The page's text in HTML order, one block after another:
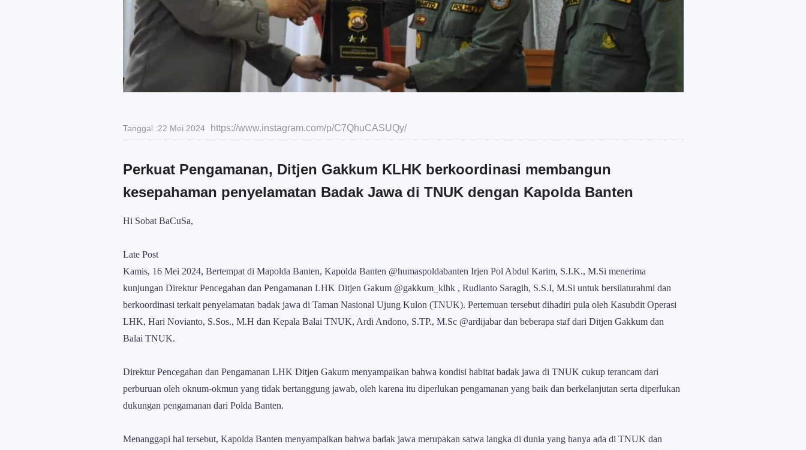
Tanggal :22 Mei 2024 https://www.instagram.com/p/C7QhuCASUQy/
Perkuat Pengamanan, Ditjen Gakkum KLHK berkoordinasi membangun
kesepahaman penyelamatan Badak Jawa di TNUK dengan Kapolda Banten
Hi Sobat BaCuSa,
Late Post
Kamis, 16 Mei 2024, Bertempat di Mapolda Banten, Kapolda Banten @humaspoldabanten Irjen Pol Abdul Karim, S.I.K., M.Si menerima
kunjungan Direktur Pencegahan dan Pengamanan LHK Ditjen Gakum @gakkum_klhk , Rudianto Saragih, S.S.I, M.Si untuk bersilaturahmi dan
berkoordinasi terkait penyelamatan badak jawa di Taman Nasional Ujung Kulon (TNUK). Pertemuan tersebut dihadiri pula oleh Kasubdit Operasi
LHK, Hari Novianto, S.Sos., M.H dan Kepala Balai TNUK, Ardi Andono, S.TP., M.Sc @ardijabar dan beberapa staf dari Ditjen Gakkum dan
Balai TNUK.
Direktur Pencegahan dan Pengamanan LHK Ditjen Gakum menyampaikan bahwa kondisi habitat badak jawa di TNUK cukup terancam dari
perburuan oleh oknum-okmun yang tidak bertanggung jawab, oleh karena itu diperlukan pengamanan yang baik dan berkelanjutan serta diperlukan
dukungan pengamanan dari Polda Banten.
Menanggapi hal tersebut, Kapolda Banten menyampaikan bahwa badak jawa merupakan satwa langka di dunia yang hanya ada di TNUK dan